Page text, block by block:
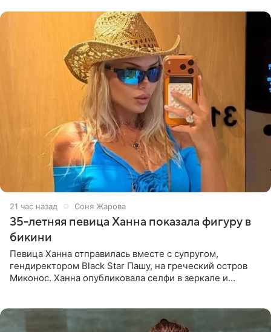
21 час назад Соня Жарова
35-летняя певица Ханна показала фигуру в
бикини
Певица Ханна отправилась вместе с супругом,
гендиректором Black Star Пашу, на греческий остров
Миконос. Ханна опубликовала селфи в зеркале и